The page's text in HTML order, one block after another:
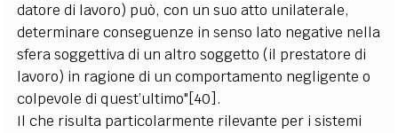
datore di lavoro) può, con un suo atto unilaterale,
determinare conseguenze in senso lato negative nella
sfera soggettiva di un altro soggetto (il prestatore di
lavoro) in ragione di un comportamento negligente o
colpevole di quest’ultimo"[40].
Il che risulta particolarmente rilevante per i sistemi